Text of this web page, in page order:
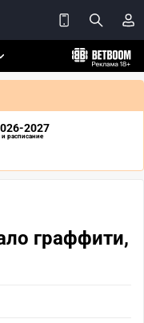
2027
и расписание
граффити,